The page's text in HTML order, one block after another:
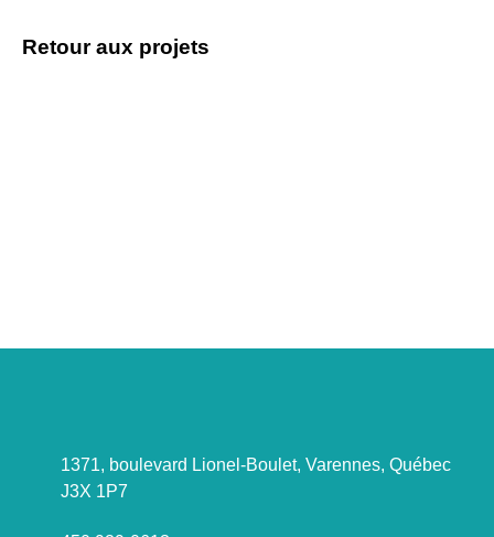
Retour aux projets
1371, boulevard Lionel-Boulet, Varennes, Québec
J3X 1P7